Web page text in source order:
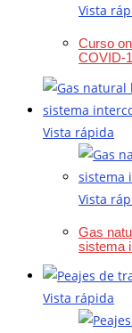
Vista
Curso
COVID-
Vista rápida
Vista
Gas
sistema
Vista rápida